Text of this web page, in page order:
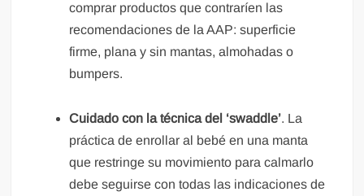
comprar productos que contraríen las
recomendaciones de la AAP: superficie
firme, plana y sin mantas, almohadas o
bumpers.
Cuidado con la técnica del ‘swaddle’. La
práctica de enrollar al bebé en una manta
que restringe su movimiento para calmarlo
debe seguirse con todas las indicaciones de